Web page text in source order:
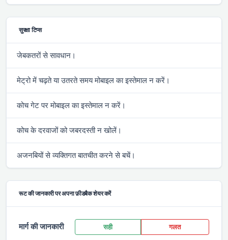
सुरक्षा टिप्स
जेबकतरों से सावधान।
मेट्रो में चढ़ते या उतरते समय मोबाइल का इस्तेमाल न करें।
कोच गेट पर मोबाइल का इस्तेमाल न करें।
कोच के दरवाजों को जबरदस्ती न खोलें।
अजनबियों से व्यक्तिगत बातचीत करने से बचें।
रूट की जानकारी पर अपना फ़ीडबैक शेयर करें
मार्ग की जानकारी सही गलत